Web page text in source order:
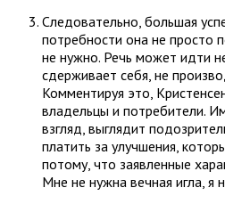
Следовательно, большая
потребности она не просто
не нужно. Речь может идти
сдерживает себя, не
Комментируя это,
владельцы и потребители.
взгляд, выглядит
платить за улучшения,
потому, что заявленные
Мне не нужна вечная игла, я